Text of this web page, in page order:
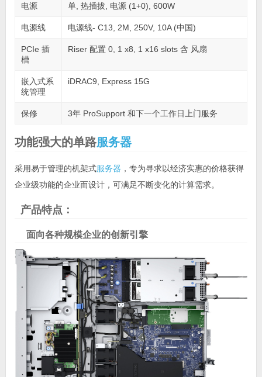
电源 单, 热插拔, 电源 (1+0), 600W
电源线 电源线- C13, 2M, 250V, 10A (中国)
PCIe 插
槽
Riser 配置 0, 1 x8, 1 x16 slots 含 风扇
嵌入式系
统管理
iDRAC9, Express 15G
保修 3年 ProSupport 和下一个工作日上门服务
功能强大的单路服务器
采用易于管理的机架式服务器 ，专为寻求以经济实惠的价格获得
企业级功能的企业而设计，可满足不断变化的计算需求。
产品特点：
面向各种规模企业的创新引擎